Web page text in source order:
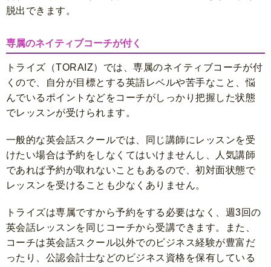
脱出できます。
専属のネイティブコーチが付く
トライズ（TORAIZ）では、専属のネイティブコーチが付
くので、自分が目標とする英語レベルや苦手なこと、悩
んでいるポイントなどをコーチがしっかり把握した状態
でレッスンが受けられます。
一般的な英会話スクールでは、同じ講師にレッスンを受
けたい場合は予約をしなくてはいけませんし、人気講師
であれば予約が取れないこともあるので、初対面状態で
レッスンを受けることも少なくありません。
トライズは専属ですから予約をする必要はなく、週3回の
英会話レッスンを同じコーチから受講できます。また、
コーチは英会話スクール以外でのビジネス経験が豊富だ
ったり、公認会計士などのビジネス資格を保有している